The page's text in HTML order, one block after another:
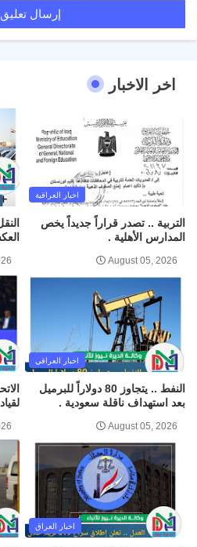
إرسال تعليق
اخر الاخبار
اخبار العراقية
التربية .. تصدر قراراً جديداً يخص
المدارس الأهلية .
August 05, 2026
اخبار العراقي
النفط .. يتجاوز 80 دولاراً للبرميل
بعد استهداف ناقلة سعودية .
August 05, 2026
اخبار العراق